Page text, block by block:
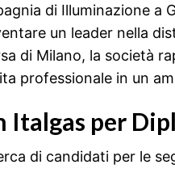
di Illuminazione a
un leader nella
di Milano, la società
professionale in un
Italgas per
di candidati per le